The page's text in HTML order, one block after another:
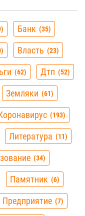
Банк 35
Власть 23
62 Дтп 52
Земляки 61
193
Литература 11
34
Памятник 6
Предприятие 7